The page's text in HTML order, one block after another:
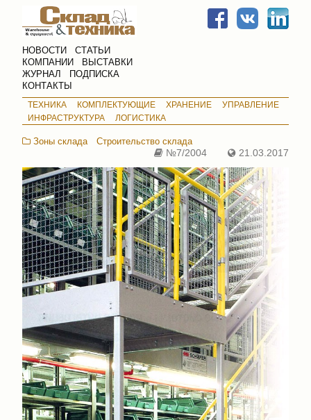
НОВОСТИ
СТАТЬИ
КОМПАНИИ
ВЫСТАВКИ
ЖУРНАЛ
ПОДПИСКА
КОНТАКТЫ
ТЕХНИКА КОМПЛЕКТУЮЩИЕ ХРАНЕНИЕ
УПРАВЛЕНИЕ
ИНФРАСТРУКТУРА
ЛОГИСТИКА
Зоны склада
Строительство склада
№7/2004
21.03.2017